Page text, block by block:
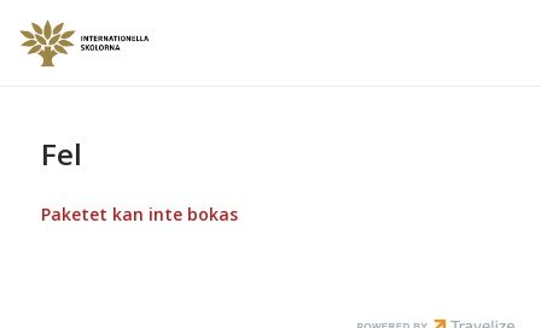
Fel
Paketet kan inte bokas